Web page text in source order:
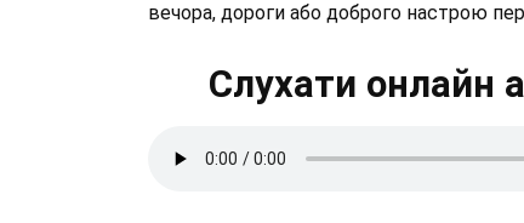
вечора, дороги або доброго настрою
Слухати онлайн